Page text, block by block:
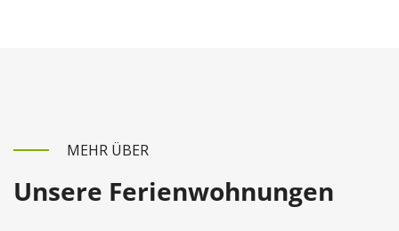
MEHR ÜBER
Unsere Ferienwohnungen